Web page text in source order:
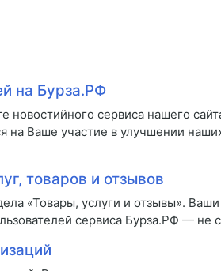
на Бурза.РФ
новостийного сервиса нашего
Ваше участие в улучшении
товаров и отзывов
«Товары, услуги и отзывы».
сервиса Бурза.РФ — не